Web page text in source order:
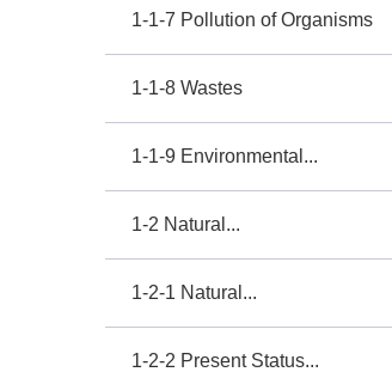
1-1-7 Pollution of Organisms
1-1-8 Wastes
1-1-9 Environmental...
1-2 Natural...
1-2-1 Natural...
1-2-2 Present Status...